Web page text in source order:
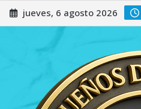
Saltar
al
jueves, 6 agosto 2026